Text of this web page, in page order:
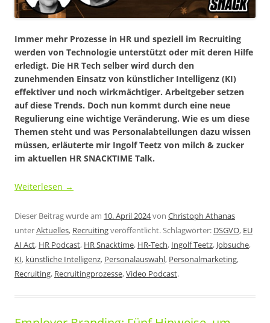
Immer mehr Prozesse in HR und speziell im Recruiting
werden von Technologie unterstützt oder mit deren Hilfe
erledigt. Die HR Tech selber wird durch den
zunehmenden Einsatz von künstlicher Intelligenz (KI)
effektiver und noch wirkmächtiger. Arbeitgeber setzen
auf diese Trends. Doch nun kommt durch eine neue
Regulierung eine wichtige Veränderung. Wie es um diese
Themen steht und was Personalabteilungen dazu wissen
müssen, erläuterte mir Ingolf Teetz von milch & zucker
im aktuellen HR SNACKTIME Talk.
Weiterlesen →
Dieser Beitrag wurde am 10. April 2024von Christoph Athanas
unterAktuelles, Recruitingveröffentlicht. Schlagwörter: DSGVO, EU
AI Act, HR Podcast, HR Snacktime, HR-Tech, Ingolf Teetz, Jobsuche,
KI, künstliche Intelligenz, Personalauswahl, Personalmarketing,
Recruiting, Recruitingprozesse,Video Podcast.